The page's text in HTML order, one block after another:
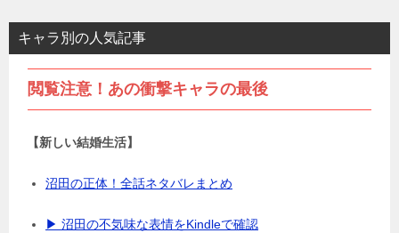
キャラ別の人気記事
閲覧注意！あの衝撃キャラの最後
【新しい結婚生活】
沼田の正体！全話ネタバレまとめ
▶ 沼田の不気味な表情をKindleで確認